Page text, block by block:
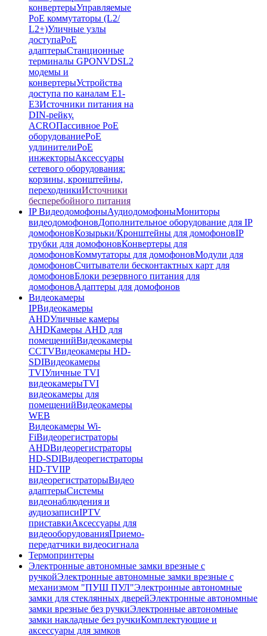
конвертерыУправляемые
PoE коммутаторы (L2/
L2+)Уличные узлы
доступаPoE
адаптерыСтанционные
терминалы GPONVDSL2
модемы и
конвертерыУстройства
доступа по каналам E1-
E3Источники питания на
DIN-рейку.
ACROПассивное PoE
оборудованиеPoE
удлинителиPoE
инжекторыАксессуары
сетевого оборудования:
корзины, кронштейны,
переходникиИсточники
бесперебойного питания
IP ВидеодомофоныАудиодомофоныМониторы
видеодомофоновДополнительное оборудование для IP
домофоновКозырьки/Кронштейны для домофоновIP
трубки для домофоновКонвертеры для
домофоновКоммутаторы для домофоновМодули для
домофоновСчитыватели бесконтактных карт для
домофоновБлоки резервного питания для
домофоновАдаптеры для домофонов
Видеокамеры
IPВидеокамеры
AHDУличные камеры
AHDКамеры AHD для
помещенийВидеокамеры
CCTVВидеокамеры HD-
SDIВидеокамеры
TVIУличные TVI
видеокамерыTVI
видеокамеры для
помещенийВидеокамеры
WEB
Видеокамеры Wi-
FiВидеорегистраторы
AHDВидеорегистраторы
HD-SDIВидеорегистраторы
HD-TVIIP
видеорегистраторыВидео
адаптерыСистемы
видеонаблюдения и
аудиозаписиIPTV
приставкиАксессуары для
видеооборудованияПриемо-
передатчики видеосигнала
Термопринтеры
Электронные автономные замки врезные с
ручкойЭлектронные автономные замки врезные с
механизмом "ПУШ ПУЛ"Электронные автономные
замки для стеклянных дверейЭлектронные автономные
замки врезные без ручкиЭлектронные автономные
замки накладные без ручкиКомплектующие и
аксессуары для замков